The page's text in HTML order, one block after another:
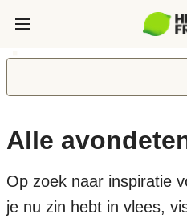
Alle
Op zoek naar inspiratie
je nu zin hebt in vlees,